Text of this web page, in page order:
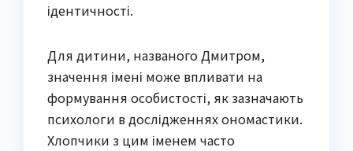
ідентичності.
Для дитини, названого Дмитром,
значення імені може впливати на
формування особистості, як зазначають
психологи в дослідженнях ономастики.
Хлопчики з цим іменем часто